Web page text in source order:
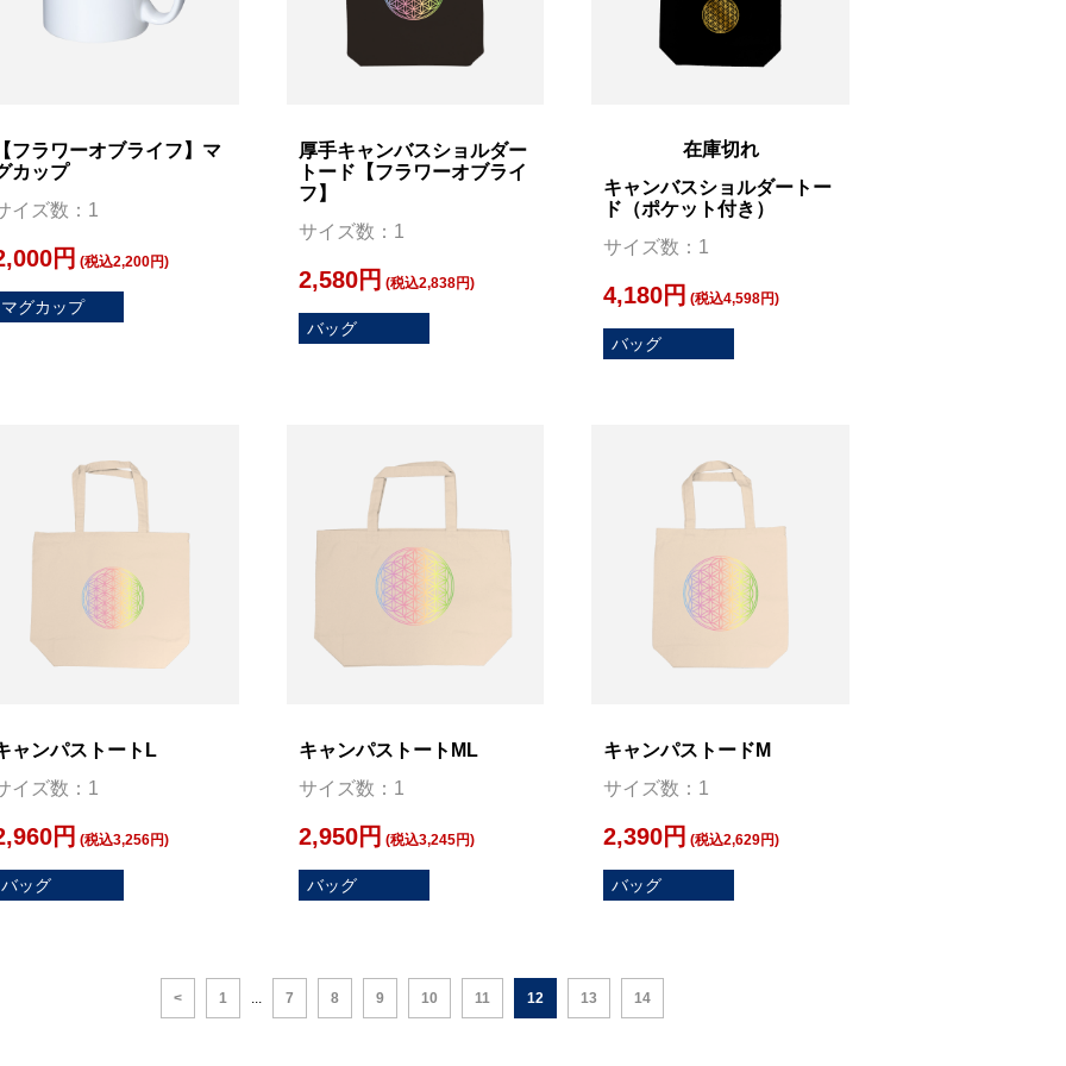
フラワーオブライフ】マ
カップ
イズ数：1
マグカップ
円 (税込2,200円)
厚手キャンバスショルダー
トード【フラワーオブライ
フ】
サイズ数：1
バッグ
2,580円 (税込2,838円)
在庫切れ
キャンバスショルダートー
ド（ポケット付き）
サイズ数：1
バッグ
4,180円 (税込4,598円)
ャンパストートL
イズ数：1
バッグ
円 (税込3,256円)
キャンパストートML
サイズ数：1
バッグ
2,950円 (税込3,245円)
キャンパストードM
サイズ数：1
バッグ
2,390円 (税込2,629円)
< 1 ... 7 8 9 10 11 12 13 14